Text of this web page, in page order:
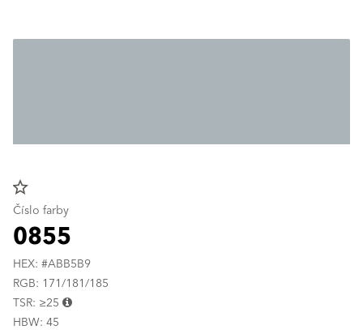
star_border
Číslo farby
0855
HEX: #ABB5B9
RGB: 171/181/185
TSR: ≥25
HBW: 45